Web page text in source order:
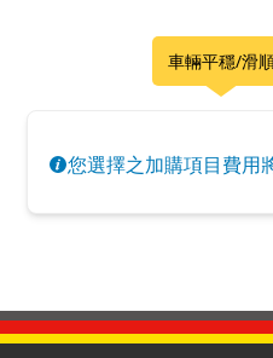
車輛平穩/滑
您選擇之加購項目費用